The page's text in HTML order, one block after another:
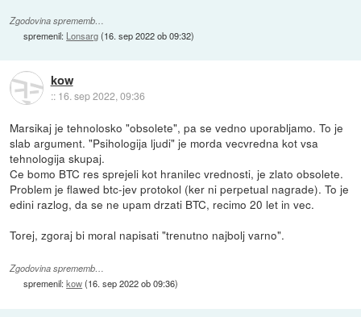
Zgodovina sprememb…
spremenil: Lonsarg(16. sep 2022 ob 09:32)
kow
:: 16. sep 2022, 09:36
Marsikaj je tehnolosko "obsolete", pa se vedno uporabljamo. To je
slab argument. "Psihologija ljudi" je morda vecvredna kot vsa
tehnologija skupaj.
Ce bomo BTC res sprejeli kot hranilec vrednosti, je zlato obsolete.
Problem je flawed btc-jev protokol (ker ni perpetual nagrade). To je
edini razlog, da se ne upam drzati BTC, recimo 20 let in vec.
Torej, zgoraj bi moral napisati "trenutno najbolj varno".
Zgodovina sprememb…
spremenil:kow(16. sep 2022 ob 09:36)